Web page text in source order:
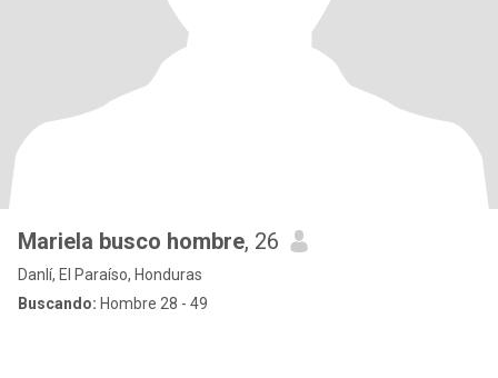
Mariela busco hombre, 26
Danlí, El Paraíso, Honduras
Buscando: Hombre 28 - 49